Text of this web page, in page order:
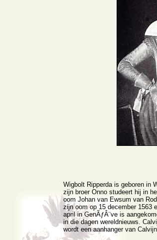
Wigbolt Ripperda is geboren in
zijn broer Onno studeert hij in
oom Johan van Ewsum van
zijn oom op 15 december 1563
april in GenÃƒÂ¨ve is
in die dagen wereldnieuws.
wordt een aanhanger van